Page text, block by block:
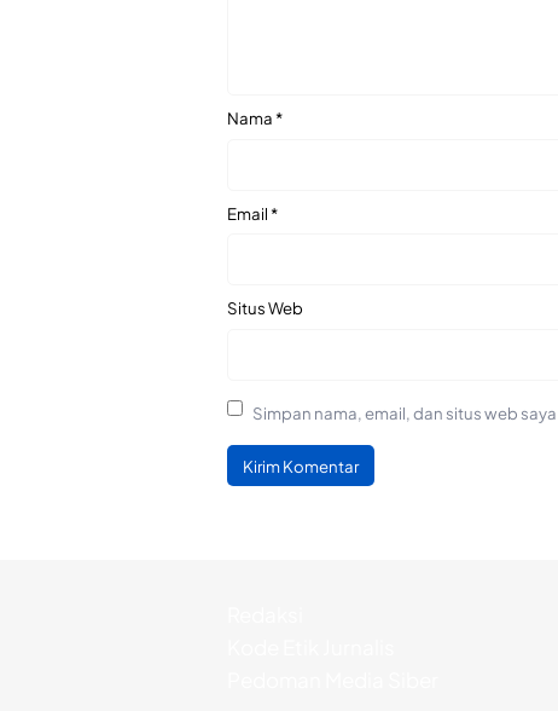
Nama*
Email*
Situs Web
Simpan nama, email, dan situs web